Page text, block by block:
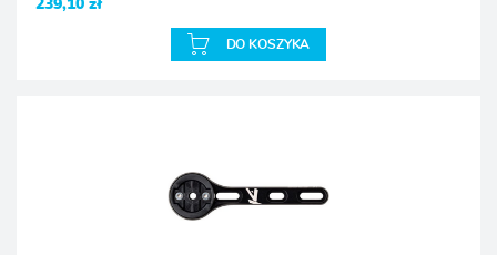
239,10 zł
DO KOSZYKA